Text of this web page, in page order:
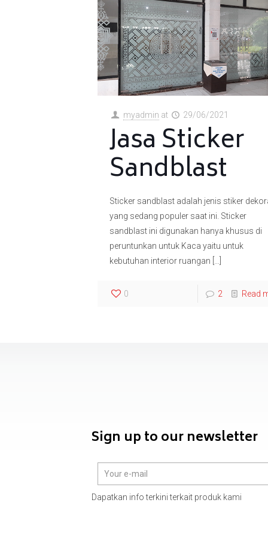
myadmin at 29/06/2021
Jasa Sticker
Sandblast
Sticker sandblast adalah jenis stiker
yang sedang populer saat ini. Sticker
sandblast ini digunakan hanya khusus di
peruntunkan untuk Kaca yaitu untuk
kebutuhan interior ruangan
0 2 Read
Sign up to our newsletter
Dapatkan info terkini terkait produk kami